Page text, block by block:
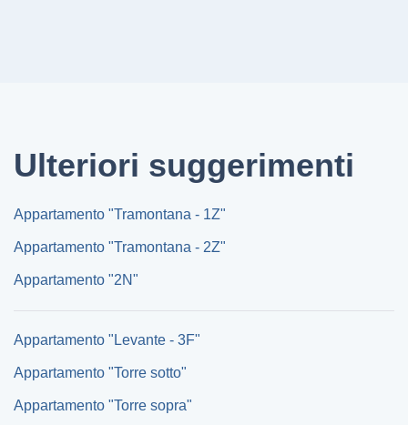
Ulteriori suggerimenti
Appartamento "Tramontana - 1Z"
Appartamento "Tramontana - 2Z"
Appartamento "2N"
Appartamento "Levante - 3F"
Appartamento "Torre sotto"
Appartamento "Torre sopra"